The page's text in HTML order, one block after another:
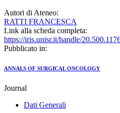
Autori di Ateneo:
RATTI FRANCESCA
Link alla scheda completa:
https://iris.unisr.it/handle/
Pubblicato in:
ANNALS OF SURGICAL ONCOLOGY
Journal
Dati Generali